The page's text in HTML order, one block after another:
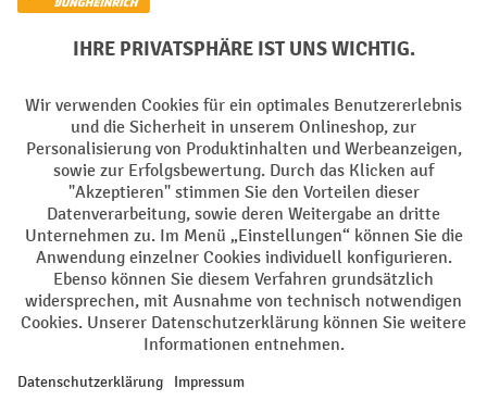
Elektrogeräte Rückname
Batterie Rückname
AGB Impressum Datenschutz
Barrierefreiheit Grounding Page Privacy Settings
Alle Preise exkl. gesetzl. Mehrwertsteuer zzgl.Versandkosten und ggf.
Nachnahmegebühren, wenn nicht anders angegeben.
¹ Der Rabatt gilt so lange der Vorrat reicht. Der Rabatt gilt nicht auf